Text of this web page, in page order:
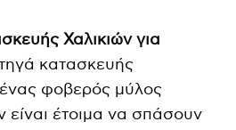
Χαλικιών για
κατασκευής
φοβερός μύλος
είναι έτοιμα να σπάσουν